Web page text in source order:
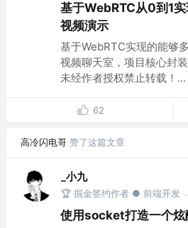
基于WebRTC从0到1
视频演示
基于WebRTC实现的能够
视频聊天室，项目核心封
未经作者授权禁止转载！...
62
高冷闪电哥 赞了这篇文章
_小九
🏆 掘金签约作者 ● 前端开发 ·
使用socket打造一个